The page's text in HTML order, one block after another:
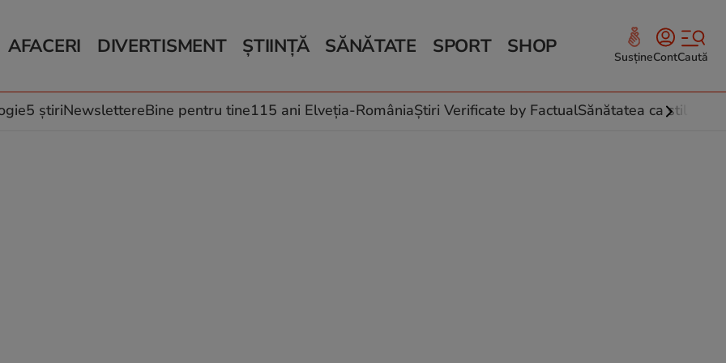
AFACERI
Auto
Locuri de muncă
DIVERTISMENT
Horoscop
Muzică și Filme
ȘTIINȚĂ
Schimbări climatice
SĂNĂTATE
Relații
Rețete culinare
SPORT SHOP SusțineContCaută
5 știriNewslettereBine pentru tine115 ani Elveția-RomâniaȘtiri Verificate by FactualSănătatea ca stil de